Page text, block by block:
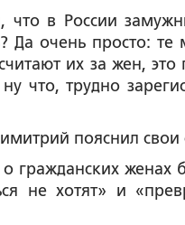
что в России
Да очень просто:
их за жен,
что, трудно
пояснил свои
гражданских
не хотят» и